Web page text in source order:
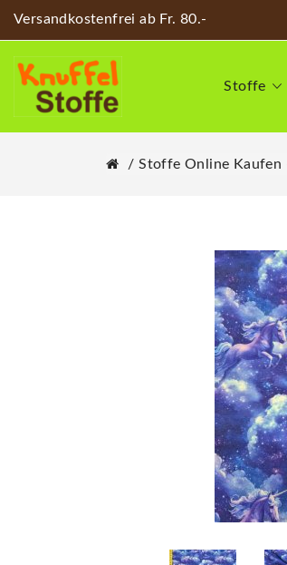
Versandkostenfrei ab Fr. 80.-
Stoffe
Stoffe Online Kaufen